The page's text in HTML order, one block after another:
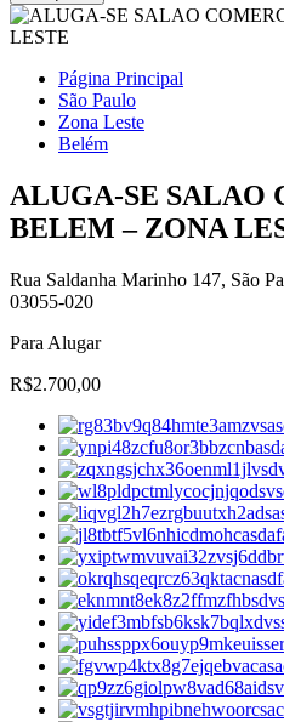
Página Principal
São Paulo
Zona Leste
Belém
ALUGA-SE SALAO
BELEM – ZONA
Rua Saldanha Marinho 147, São
03055-020
Para Alugar
R$2.700,00